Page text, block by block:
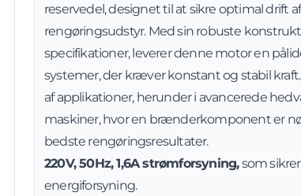
reservedel, designet til at sikre optimal drift
rengøringsudstyr. Med sin robuste
specifikationer, leverer denne motor en
systemer, der kræver konstant og stabil
af applikationer, herunder i avancerede
maskiner, hvor en brænderkomponent er
bedste rengøringsresultater.
220V, 50Hz, 1,6A strømforsyning,som
energiforsyning.